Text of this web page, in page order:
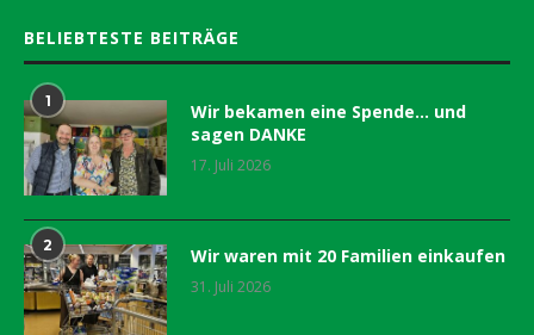
BELIEBTESTE BEITRÄGE
1
Wir bekamen eine Spende… und
sagen DANKE
17. Juli 2026
2 Wir waren mit 20 Familien einkaufen
31. Juli 2026